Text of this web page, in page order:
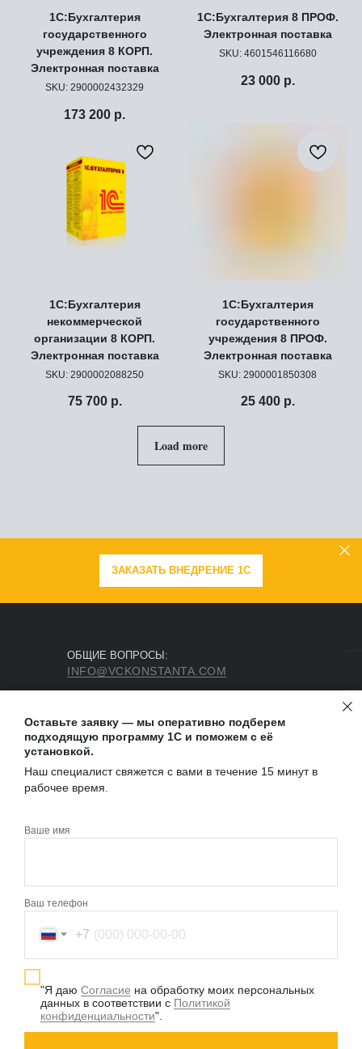
1С:Бухгалтерия
государственного
учреждения 8 КОРП.
Электронная поставка
SKU: 2900002432329
173 200 р.
1С:Бухгалтерия 8 ПРОФ.
Электронная поставка
SKU: 4601546116680
23 000 р.
1С:Бухгалтерия
некоммерческой
организации 8 КОРП.
Электронная поставка
SKU: 2900002088250
75 700 р.
1С:Бухгалтерия
государственного
учреждения 8 ПРОФ.
Электронная поставка
SKU: 2900001850308
25 400 р.
Load more
Оставьте заявку — мы оперативно подберем
подходящую программу 1С и поможем с её
установкой.
Наш специалист свяжется с вами в течение 15 минут в
рабочее время.
Ваше имя
Ваш телефон
+7
"Я даю Согласие на обработку моих персональных
данных в соответствии с Политикой
конфиденциальности".
ЗАКАЗАТЬ ВНЕДРЕНИЕ 1С
УСЛУГИ
Г. КАЛИНИНГРАД, УЛ. КАРЛА МАРКСА 18, ОФИС 317
SUPPORT@VCKONSTANTA.COM
INFO@VCKONSTANTA.COM
ОБЩИЕ ВОПРОСЫ:
ВАКАНСИИ:
статьи 437 Гражданского кодекса РФ"
Официальный партнер фирмы 1С